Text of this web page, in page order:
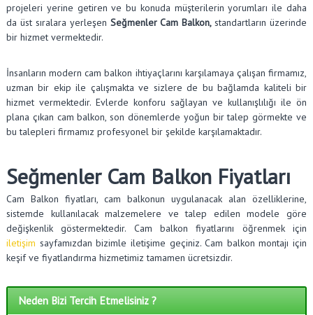
projeleri yerine getiren ve bu konuda müşterilerin yorumları ile daha
da üst sıralara yerleşen Seğmenler Cam Balkon,standartların üzerinde
bir hizmet vermektedir.
İnsanların modern cam balkon ihtiyaçlarını karşılamaya çalışan firmamız,
uzman bir ekip ile çalışmakta ve sizlere de bu bağlamda kaliteli bir
hizmet vermektedir. Evlerde konforu sağlayan ve kullanışlılığı ile ön
plana çıkan cam balkon, son dönemlerde yoğun bir talep görmekte ve
bu talepleri firmamız profesyonel bir şekilde karşılamaktadır.
Seğmenler Cam Balkon Fiyatları
Cam Balkon fiyatları, cam balkonun uygulanacak alan özelliklerine,
sistemde kullanılacak malzemelere ve talep edilen modele göre
değişkenlik göstermektedir. Cam balkon fiyatlarını öğrenmek için
iletişim sayfamızdan bizimle iletişime geçiniz. Cam balkon montajı için
keşif ve fiyatlandırma hizmetimiz tamamen ücretsizdir.
Neden Bizi Tercih Etmelisiniz ?